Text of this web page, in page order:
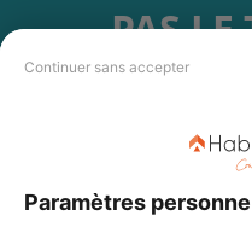
Continuer sans accepter
Paramètres
PAS LE
Vous souhaitez réaliser des
choisir ? Demandez des devis